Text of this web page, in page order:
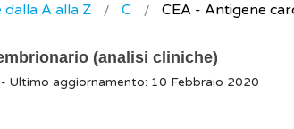
dalla A alla Z C CEA - Antigene
(analisi cliniche)
- Ultimo aggiornamento: 10 Febbraio 2020